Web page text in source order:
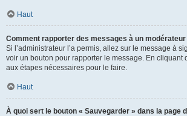
Haut
Comment rapporter des messages à un modérateur
Si l’administrateur l’a permis, allez sur le message à
voir un bouton pour rapporter le message. En cliquant
aux étapes nécessaires pour le faire.
Haut
À quoi sert le bouton « Sauvegarder » dans la page